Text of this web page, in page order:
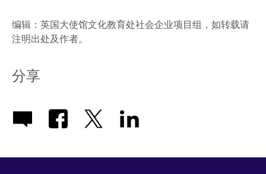
编辑：英国大使馆文化教育处社会企业项目组，如转载请
注明出处及作者。
分享